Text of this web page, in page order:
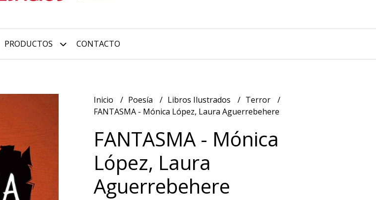
PRODUCTOS CONTACTO
Inicio Poesía Libros Ilustrados
Terror
FANTASMA - Mónica López, Laura Aguerrebehere
FANTASMA - Mónica
López, Laura
Aguerrebehere